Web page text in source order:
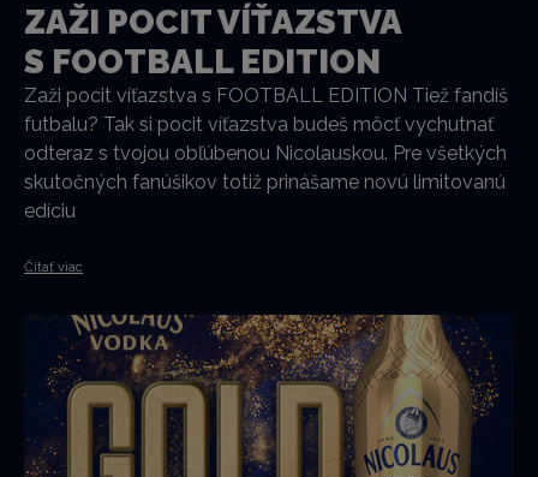
ZAŽI POCIT VÍŤAZSTVA
S FOOTBALL EDITION
Zaži pocit víťazstva s FOOTBALL EDITION Tiež fandíš
futbalu? Tak si pocit víťazstva budeš môcť vychutnať
odteraz s tvojou obľúbenou Nicolauskou. Pre všetkých
skutočných fanúšikov totiž prinášame novú limitovanú
edíciu
Čítať viac